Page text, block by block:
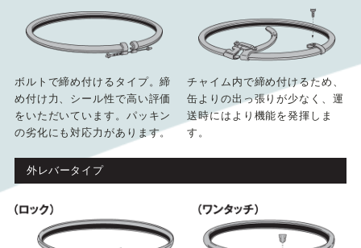
ボルトで締め付けるタイプ。締
め付け力、シール性で高い評価
をいただいています。パッキン
の劣化にも対応力があります。
チャイム内で締め付けるため、
缶よりの出っ張りが少なく、運
送時にはより機能を発揮しま
す。
外レバータイプ